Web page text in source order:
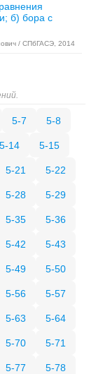
б) бора с
/ СПбГАСЭ, 2014
5-7 5-8
5-14 5-15
5-21 5-22
5-28 5-29
5-35 5-36
5-42 5-43
5-49 5-50
5-56 5-57
5-63 5-64
5-70 5-71
5-77 5-78